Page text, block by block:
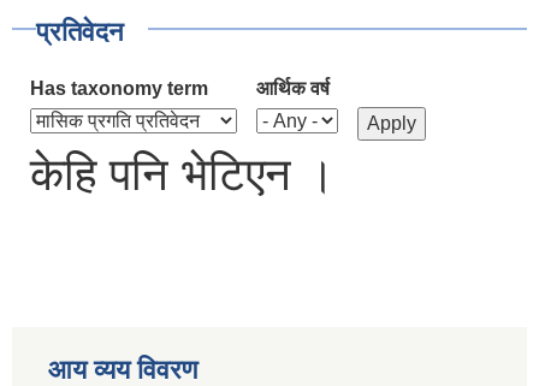
प्रतिवेदन
Has taxonomy term आर्थिक वर्ष
केहि पनि भेटिएन ।
आय व्यय विवरण